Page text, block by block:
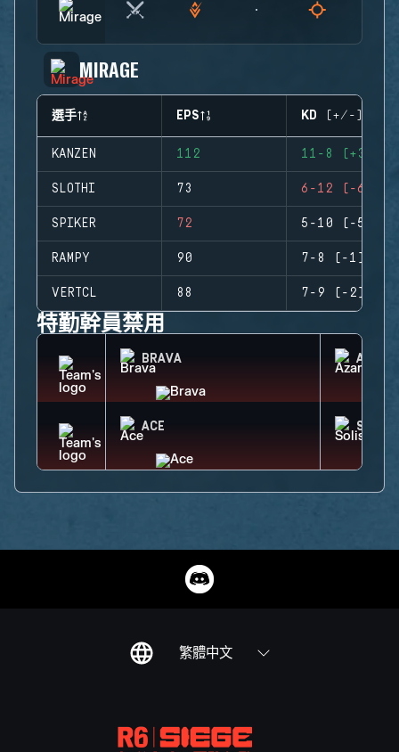
MIRAGE
選手 EPS KD (+/-)
KANZEN 112 11-8 (+3)
SLOTHI 73 6-12 (-6)
SPIKER 72 5-10 (-5)
RAMPY 90 7-8 (-1)
VERTCL 88 7-9 (-2)
特勤幹員禁用
BRAVA AZAMI
ACE SOLIS
繁體中文